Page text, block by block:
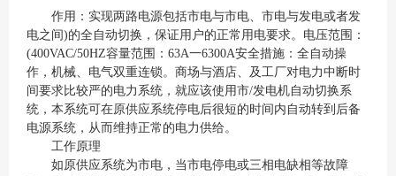
作用：实现两路电源包括市电与市电、市电与发电或者发
电之间)的全自动切换，保证用户的正常用电要求。电压范围：
(400VAC/50HZ容量范围：63A一6300A安全措施：全自动操
作，机械、电气双重连锁。商场与酒店、及工厂对电力中断时
间要求比较严的电力系统，就应该使用市/发电机自动切换系
统，本系统可在原供应系统停电后很短的时间内自动转到后备
电源系统，从而维持正常的电力供给。
工作原理
如原供应系统为市电，当市电停电或三相电缺相等故障